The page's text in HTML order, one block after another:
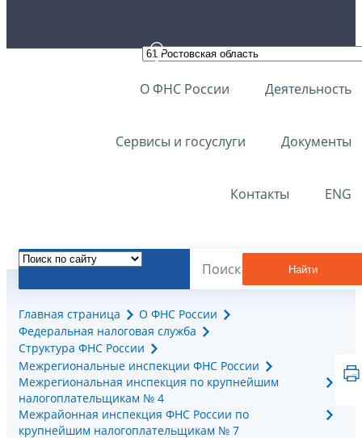
О ФНС России Деятельность
Сервисы и госуслуги Документы
Контакты ENG
Найти
Главная страница
О ФНС России
Федеральная налоговая служба
Структура ФНС России
Межрегиональные инспекции ФНС России
Межрегиональная инспекция по крупнейшим
налогоплательщикам № 4
Межрайонная инспекция ФНС России по
крупнейшим налогоплательщикам № 7